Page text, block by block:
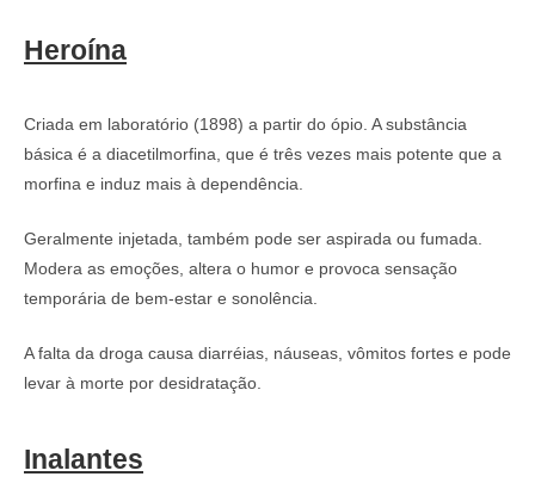
Heroína
Criada em laboratório (1898) a partir do ópio. A substância
básica é a diacetilmorfina, que é três vezes mais potente que a
morfina e induz mais à dependência.
Geralmente injetada, também pode ser aspirada ou fumada.
Modera as emoções, altera o humor e provoca sensação
temporária de bem-estar e sonolência.
A falta da droga causa diarréias, náuseas, vômitos fortes e pode
levar à morte por desidratação.
Inalantes